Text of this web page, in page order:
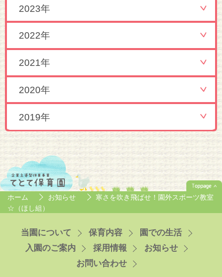
2023年
2022年
2021年
2020年
2019年
ホーム お知らせ
寒さを吹き飛ばせ！園外スポーツ教室
☆（ほし組）
当園について 保育内容
園での生活
入園のご案内
採用情報
お知らせ
お問い合わせ